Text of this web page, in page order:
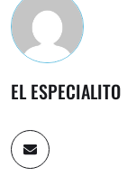
EL ESPECIALITO